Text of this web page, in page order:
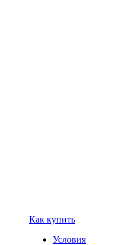
Как купить
Условия